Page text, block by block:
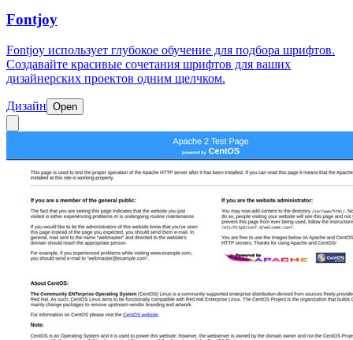
Fontjoy
Fontjoy использует глубокое обучение для подбора шрифтов.
Создавайте красивые сочетания шрифтов для ваших
дизайнерских проектов одним щелчком.
Дизайн Open